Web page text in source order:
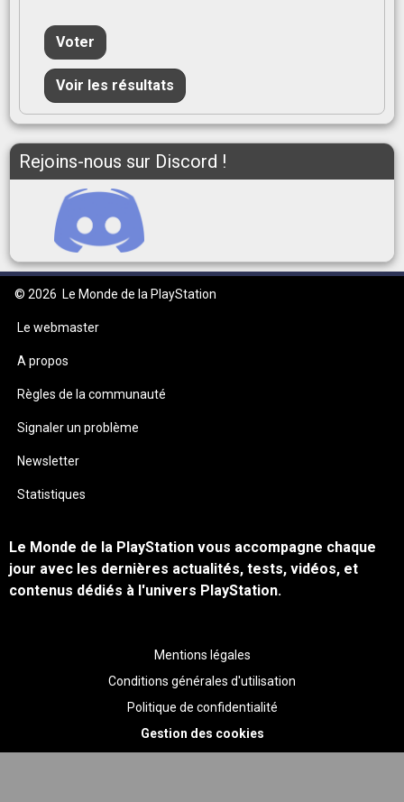
Voter
Voir les résultats
Rejoins-nous sur Discord !
© 2026 Le Monde de la PlayStation
Le webmaster
A propos
Règles de la communauté
Signaler un problème
Newsletter
Statistiques
Le Monde de la PlayStation vous accompagne chaque
jour avec les dernières actualités, tests, vidéos, et
contenus dédiés à l'univers PlayStation.
Mentions légales
Conditions générales d'utilisation
Politique de confidentialité
Gestion des cookies